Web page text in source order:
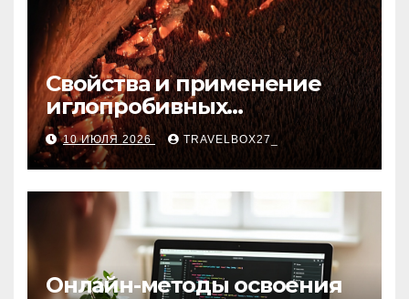
Свойства и применение
иглопробивных
базальтовых огнеупорных
матов
10 ИЮЛЯ 2026 TRAVELBOX27_
Онлайн-методы освоения